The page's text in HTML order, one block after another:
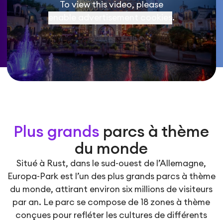
To view this video, please
enable advertisement cookies .
Plus grands parcs à thème
du monde
Situé à Rust, dans le sud-ouest de l’Allemagne,
Europa-Park est l’un des plus grands parcs à thème
du monde, attirant environ six millions de visiteurs
par an. Le parc se compose de 18 zones à thème
conçues pour refléter les cultures de différents